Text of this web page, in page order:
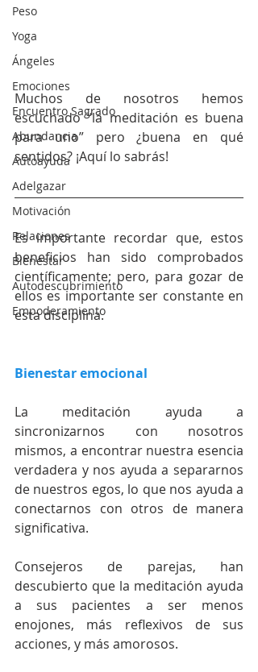
Peso
Yoga
Ángeles
Emociones
Encuentro Sagrado
Abundancia
Autoayuda
Adelgazar
Motivación
Relaciones
Bienestar
Autodescubrimiento
Empoderamiento
Muchos de nosotros hemos
escuchado “la meditación es buena
para uno” pero ¿buena en qué
sentidos? ¡Aquí lo sabrás!
Es importante recordar que, estos
beneficios han sido comprobados
científicamente; pero, para gozar de
ellos es importante ser constante en
esta disciplina.
Bienestar emocional
La meditación ayuda a
sincronizarnos con nosotros
mismos, a encontrar nuestra esencia
verdadera y nos ayuda a separarnos
de nuestros egos, lo que nos ayuda a
conectarnos con otros de manera
significativa.
Consejeros de parejas, han
descubierto que la meditación ayuda
a sus pacientes a ser menos
enojones, más reflexivos de sus
acciones, y más amorosos.